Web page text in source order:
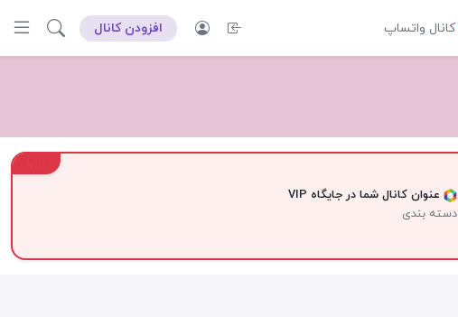
کانال واتساپ افزودن کانال
عنوان کانال شما در جایگاه VIP
دسته بندی